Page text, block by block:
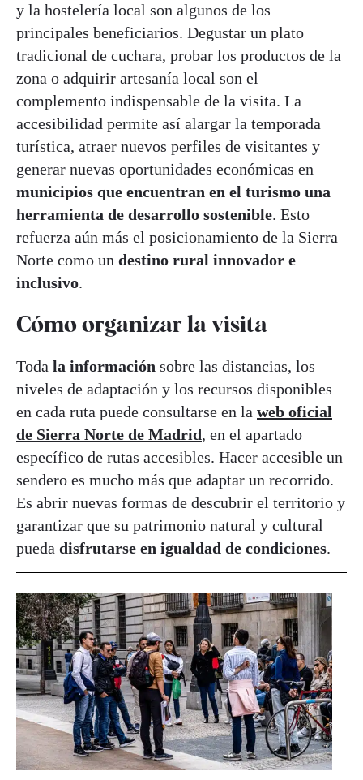
y la hostelería local son algunos de los
principales beneficiarios. Degustar un plato
tradicional de cuchara, probar los productos de la
zona o adquirir artesanía local son el
complemento indispensable de la visita. La
accesibilidad permite así alargar la temporada
turística, atraer nuevos perfiles de visitantes y
generar nuevas oportunidades económicas en
municipios que encuentran en el turismo una
herramienta de desarrollo sostenible. Esto
refuerza aún más el posicionamiento de la Sierra
Norte como un destino rural innovador e
inclusivo.
Cómo organizar la visita
Toda la información sobre las distancias, los
niveles de adaptación y los recursos disponibles
en cada ruta puede consultarse en la web oficial
de Sierra Norte de Madrid, en el apartado
específico de rutas accesibles. Hacer accesible un
sendero es mucho más que adaptar un recorrido.
Es abrir nuevas formas de descubrir el territorio y
garantizar que su patrimonio natural y cultural
pueda disfrutarse en igualdad de condiciones.